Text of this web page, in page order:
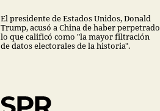
El presidente de Estados Unidos, Donald
Trump, acusó a China de haber perpetrado
lo que calificó como "la mayor filtración
de datos electorales de la historia".